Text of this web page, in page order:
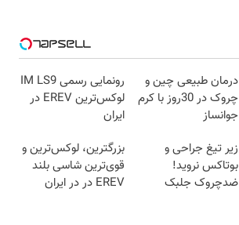
درمان طبیعی چین و
چروک در 30روز با کرم
جوانساز
رونمایی رسمی IM LS9
لوکس‌ترین EREV در
ایران
زیر تیغ جراحی و
بوتاکس نروید!
ضدچروک جلبک
بزرگترین، لوکس‌ترین و
قوی‌ترین شاسی بلند
EREV در در ایران